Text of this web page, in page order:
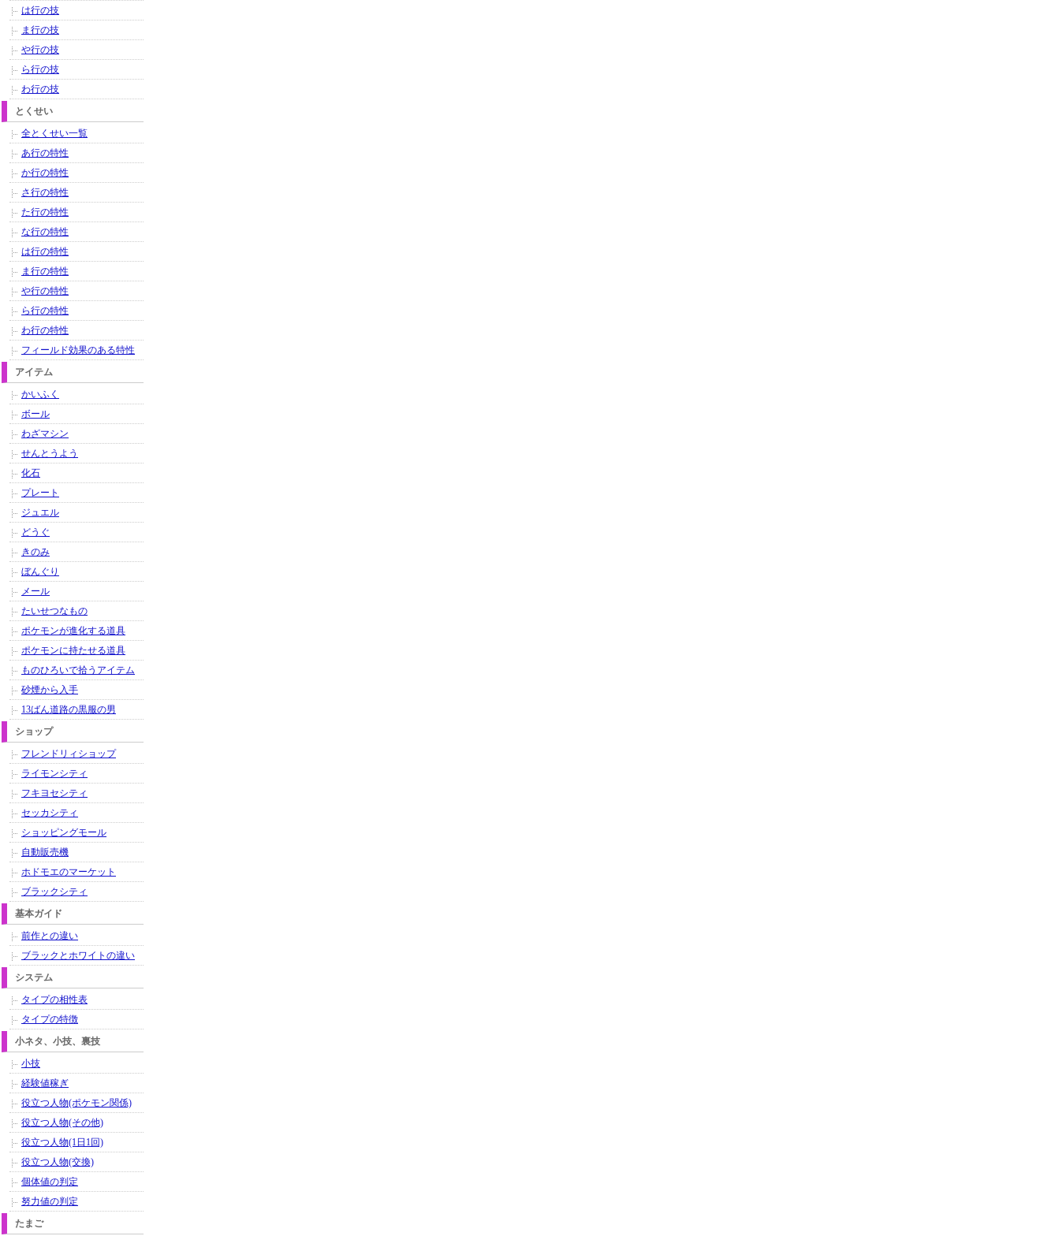
は行の技
ま行の技
や行の技
ら行の技
わ行の技
とくせい
全とくせい一覧
あ行の特性
か行の特性
さ行の特性
た行の特性
な行の特性
は行の特性
ま行の特性
や行の特性
ら行の特性
わ行の特性
フィールド効果のある特性
アイテム
かいふく
ボール
わざマシン
せんとうよう
化石
プレート
ジュエル
どうぐ
きのみ
ぼんぐり
メール
たいせつなもの
ポケモンが進化する道具
ポケモンに持たせる道具
ものひろいで拾うアイテム
砂煙から入手
13ばん道路の黒服の男
ショップ
フレンドリィショップ
ライモンシティ
フキヨセシティ
セッカシティ
ショッピングモール
自動販売機
ホドモエのマーケット
ブラックシティ
基本ガイド
前作との違い
ブラックとホワイトの違い
システム
タイプの相性表
タイプの特徴
小ネタ、小技、裏技
小技
経験値稼ぎ
役立つ人物(ポケモン関係)
役立つ人物(その他)
役立つ人物(1日1回)
役立つ人物(交換)
個体値の判定
努力値の判定
たまご